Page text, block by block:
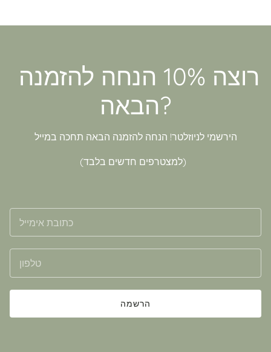
הבאה?
הירשמי לניוזלטר! הנחה להזמנה הבאה תחכה במייל
(למצטרפים חדשים בלבד)
הרשמה